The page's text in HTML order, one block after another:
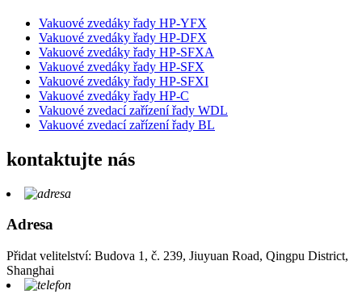
Vakuové zvedáky řady HP-YFX
Vakuové zvedáky řady HP-DFX
Vakuové zvedáky řady HP-SFXA
Vakuové zvedáky řady HP-SFX
Vakuové zvedáky řady HP-SFXI
Vakuové zvedáky řady HP-C
Vakuové zvedací zařízení řady WDL
Vakuové zvedací zařízení řady BL
kontaktujte nás
Adresa
Přidat velitelství: Budova 1, č. 239, Jiuyuan Road, Qingpu District,
Shanghai